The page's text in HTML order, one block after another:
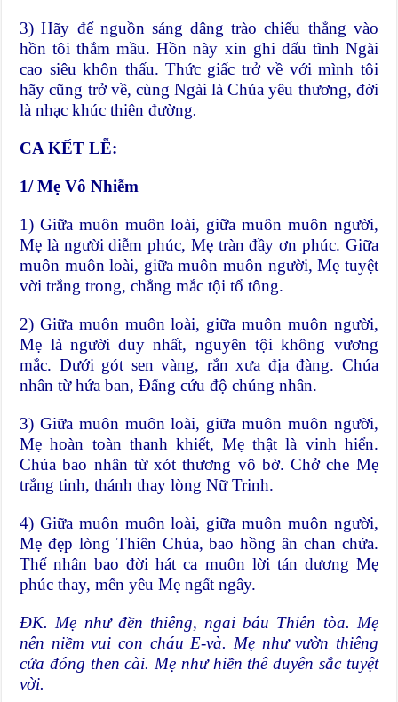
3) Hãy để nguồn sáng dâng trào chiếu thẳng vào
hồn tôi thắm mầu. Hồn này xin ghi dấu tình Ngài
cao siêu khôn thấu. Thức giấc trở về với mình tôi
hãy cũng trở về, cùng Ngài là Chúa yêu thương, đời
là nhạc khúc thiên đường.
CA KẾT LỄ:
1/Mẹ Vô Nhiễm
1) Giữa muôn muôn loài, giữa muôn muôn người,
Mẹ là người diễm phúc, Mẹ tràn đầy ơn phúc. Giữa
muôn muôn loài, giữa muôn muôn người, Mẹ tuyệt
vời trắng trong, chẳng mắc tội tổ tông.
2) Giữa muôn muôn loài, giữa muôn muôn người,
Mẹ là người duy nhất, nguyên tội không vương
mắc. Dưới gót sen vàng, rắn xưa địa đàng. Chúa
nhân từ hứa ban, Đấng cứu độ chúng nhân.
3) Giữa muôn muôn loài, giữa muôn muôn người,
Mẹ hoàn toàn thanh khiết, Mẹ thật là vinh hiển.
Chúa bao nhân từ xót thương vô bờ. Chở che Mẹ
trắng tinh, thánh thay lòng Nữ Trinh.
4) Giữa muôn muôn loài, giữa muôn muôn người,
Mẹ đẹp lòng Thiên Chúa, bao hồng ân chan chứa.
Thế nhân bao đời hát ca muôn lời tán dương Mẹ
phúc thay, mến yêu Mẹ ngất ngây.
ĐK. Mẹ như đền thiêng, ngai báu Thiên tòa. Mẹ
nên niềm vui con cháu E-và. Mẹ như vườn thiêng
cửa đóng then cài. Mẹ như hiền thê duyên sắc tuyệt
vời.